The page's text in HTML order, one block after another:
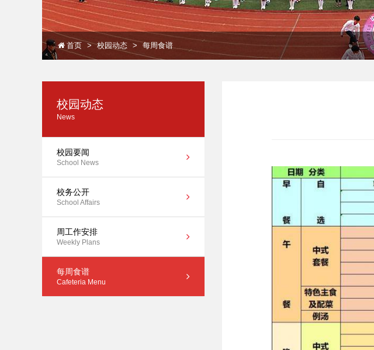
首页 校园动态 每周食谱
校园动态
News
校园要闻
School News
校务公开
School Affairs
周工作安排
Weekly Plans
每周食谱
Cafeteria Menu